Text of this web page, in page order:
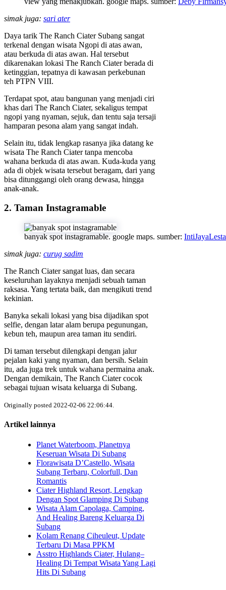
simak juga: sari ater
Daya tarik The Ranch Ciater Subang sangat
terkenal dengan wisata Ngopi di atas awan,
atau berkuda di atas awan. Hal tersebut
dikarenakan lokasi The Ranch Ciater berada di
ketinggian, tepatnya di kawasan perkebunan
teh PTPN VIII.
Terdapat spot, atau bangunan yang menjadi ciri
khas dari The Ranch Ciater, sekaligus tempat
ngopi yang nyaman, sejuk, dan tentu saja tersaji
hamparan pesona alam yang sangat indah.
Selain itu, tidak lengkap rasanya jika datang ke
wisata The Ranch Ciater tanpa mencoba
wahana berkuda di atas awan. Kuda-kuda yang
ada di objek wisata tersebut beragam, dari yang
bisa ditunggangi oleh orang dewasa, hingga
anak-anak.
2. Taman Instagramable
banyak spot instagramable. google maps. sumber:
simak juga: curug sadim
The Ranch Ciater sangat luas, dan secara
keseluruhan layaknya menjadi sebuah taman
raksasa. Yang tertata baik, dan mengikuti trend
kekinian.
Banyka sekali lokasi yang bisa dijadikan spot
selfie, dengan latar alam berupa pegunungan,
kebun teh, maupun area taman itu sendiri.
Di taman tersebut dilengkapi dengan jalur
pejalan kaki yang nyaman, dan bersih. Selain
itu, ada juga trek untuk wahana permaina anak.
Dengan demikain, The Ranch Ciater cocok
sebagai tujuan wisata keluarga di Subang.
Originally posted 2022-02-06 22:06:44.
Artikel lainnya
Planet Waterboom, Planetnya
Keseruan Wisata Di Subang
Florawisata D’Castello, Wisata
Subang Terbaru, Colorfull, Dan
Romantis
Ciater Highland Resort, Lengkap
Dengan Spot Glamping Di Subang
Wisata Alam Capolaga, Camping,
And Healing Bareng Keluarga Di
Subang
Kolam Renang Ciheuleut, Update
Terbaru Di Masa PPKM
Asstro Highlands Ciater, Hulang–
Healing Di Tempat Wisata Yang Lagi
Hits Di Subang